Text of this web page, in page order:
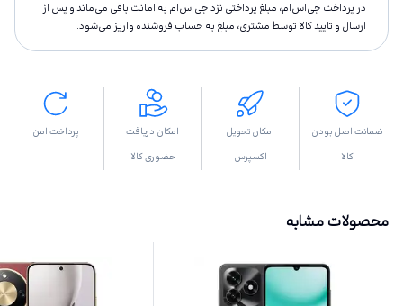
در پرداخت جی‌اس‌ام، مبلغ پرداختى نزد جی‌اس‌ام به امانت باقى مى‌ماند و پس از
ارسال و تاييد كالا توسط مشتری، مبلغ به حساب فروشنده واريز مى‌شود.
ضمانت اصل بودن
کالا
امکان تحویل
اکسپرس
امکان دریافت
حضوری کالا
پرداخت امن
محصولات مشابه